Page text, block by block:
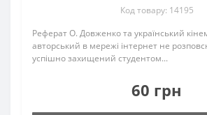
Код товару: 14195
Реферат О. Довженко та український
авторський в мережі інтернет не
успішно захищений студентом...
60 грн